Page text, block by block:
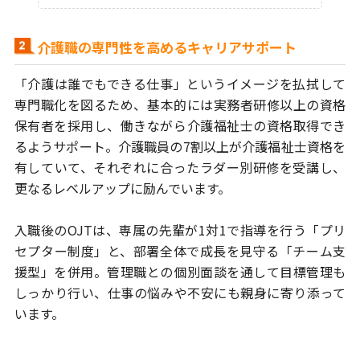
介護職の専門性を高めるキャリアサポート
「介護は誰でもできる仕事」というイメージを払拭して
専門職化を図るため、 基本的には実務者研修以上の資格
保有者を採用し、働きながら介護福祉士の資格取得でき
るようサポート。介護職員の7割以上が介護福祉士資格を
有していて、 それぞれに合ったラダー別研修を受講し、
更なるレベルアップに励んでいます。
入職後のOJTは、専属の先輩が1対1で指導を行う「プリ
セプター制度」と、 部署全体で成長を見守る「チーム支
援型」を併用。管理職との個別面談を通して目標管理も
しっかり行い、仕事の悩みや不安にも親身に寄り添って
います。